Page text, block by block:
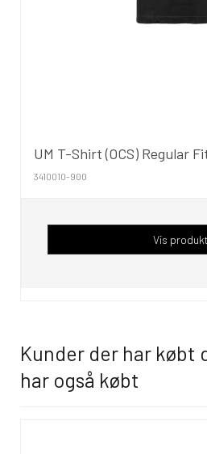
UM T-Shirt (OCS) Regular
3410010-900
Vis produkt
Kunder der har købt
har også købt